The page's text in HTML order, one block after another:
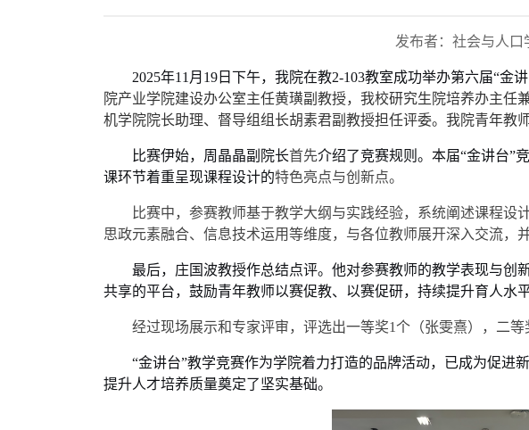
发布者：社会与人口
2025年11月19日下午，我院在教2-103教室成功举办第六届“金
院产业学院建设办公室主任黄璜副教授， 我校研究生院培养办主任
机学院院长助理、督导组组长胡素君副教授担任评委。我院青年教
比赛伊始，周晶晶副院长首先介绍了竞赛规则。本届“金讲台”
课环节着重呈现课程设计的特色亮点与创新点。
比赛中，参赛教师基于教学大纲与实践经验，系统阐述课程设
思政元素融合、信息技术运用等维度，与各位教师展开深入交流，
最后，庄国波教授作总结点评。他对参赛教师的教学表现与创
共享的平台，鼓励青年教师以赛促教、以赛促研，持续提升育人水平
经过现场展示和专家评审，评选出一等奖1个（张雯熹），二等
“金讲台”教学竞赛作为学院着力打造的品牌活动，已成为促
提升人才培养质量奠定了坚实基础。